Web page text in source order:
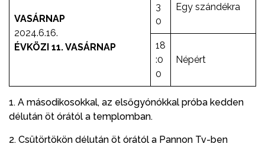
VASÁRNAP
2024.6.16.
ÉVKÖZI 11. VASÁRNAP
3
0
Egy szándékra
18
:0
0
Népért
1. A másodikosokkal, az elsőgyónókkal próba kedden
délután öt órától a templomban.
2. Csütörtökön délután öt órától a Pannon Tv-ben